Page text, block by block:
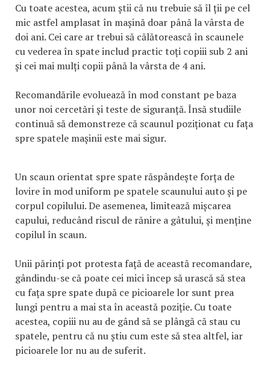
Cu toate acestea, acum știi că nu trebuie să îl ții pe cel
mic astfel amplasat în mașină doar până la vârsta de
doi ani. Cei care ar trebui să călătorească în scaunele
cu vederea în spate includ practic toți copiii sub 2 ani
și cei mai mulți copii până la vârsta de 4 ani.
Recomandările evoluează în mod constant pe baza
unor noi cercetări și teste de siguranță. Însă studiile
continuă să demonstreze că scaunul poziționat cu fața
spre spatele mașinii este mai sigur.
Un scaun orientat spre spate răspândește forța de
lovire în mod uniform pe spatele scaunului auto și pe
corpul copilului. De asemenea, limitează mișcarea
capului, reducând riscul de rănire a gâtului, și menține
copilul în scaun.
Unii părinți pot protesta față de această recomandare,
gândindu-se că poate cei mici încep să urască să stea
cu fața spre spate după ce picioarele lor sunt prea
lungi pentru a mai sta în această poziție. Cu toate
acestea, copiii nu au de gând să se plângă că stau cu
spatele, pentru că nu știu cum este să stea altfel, iar
picioarele lor nu au de suferit.